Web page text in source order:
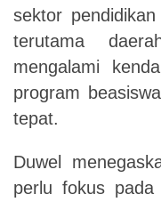
sektor
terutama
mengalami
program
tepat.
Duwel
perlu fokus pada